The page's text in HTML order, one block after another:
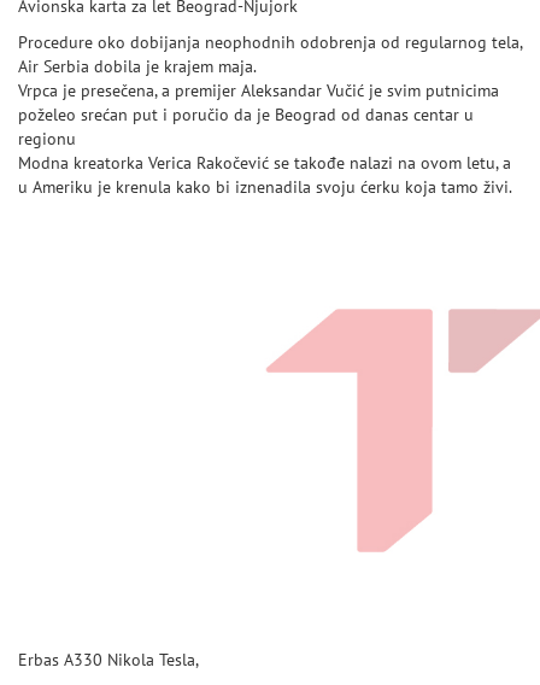
Avionska karta za let Beograd-Njujork
Procedure oko dobijanja neophodnih odobrenja od regularnog tela,
Air Serbia dobila je krajem maja.
Vrpca je presečena, a premijer Aleksandar Vučić je svim putnicima
poželeo srećan put i poručio da je Beograd od danas centar u
regionu
Modna kreatorka Verica Rakočević se takođe nalazi na ovom letu, a
u Ameriku je krenula kako bi iznenadila svoju ćerku koja tamo živi.
Erbas A330 Nikola Tesla,